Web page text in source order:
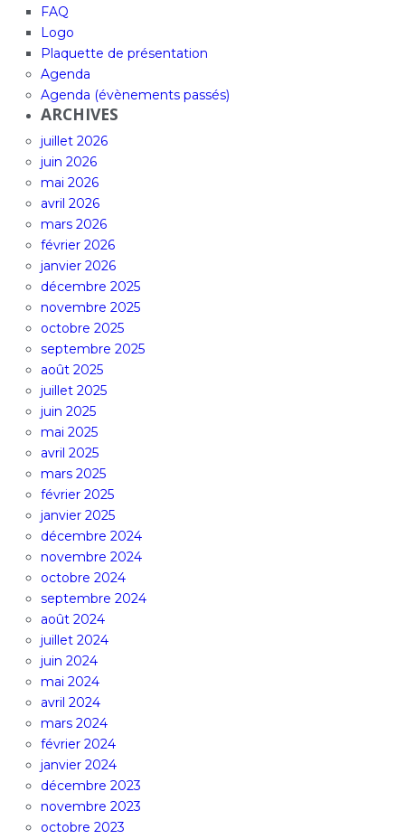
FAQ
Logo
Plaquette de présentation
Agenda
Agenda (évènements passés)
ARCHIVES
juillet 2026
juin 2026
mai 2026
avril 2026
mars 2026
février 2026
janvier 2026
décembre 2025
novembre 2025
octobre 2025
septembre 2025
août 2025
juillet 2025
juin 2025
mai 2025
avril 2025
mars 2025
février 2025
janvier 2025
décembre 2024
novembre 2024
octobre 2024
septembre 2024
août 2024
juillet 2024
juin 2024
mai 2024
avril 2024
mars 2024
février 2024
janvier 2024
décembre 2023
novembre 2023
octobre 2023